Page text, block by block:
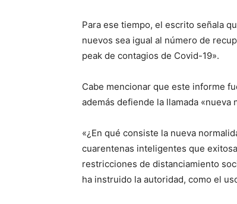
Para ese tiempo, el escrito señala
nuevos sea igual al número de
peak de contagios de Covid-19».
Cabe mencionar que este informe
además defiende la llamada «nueva
«¿En qué consiste la nueva
cuarentenas inteligentes que
restricciones de distanciamiento
ha instruido la autoridad, como el